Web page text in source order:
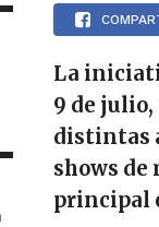
La
9 de julio,
distintas
shows de
principal